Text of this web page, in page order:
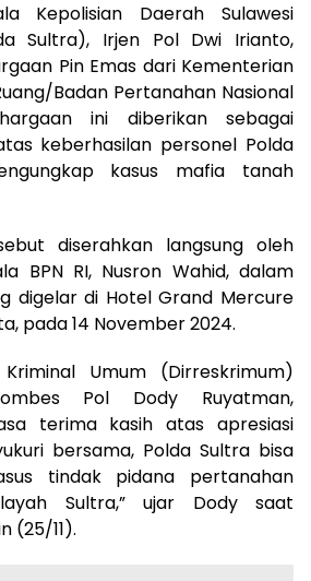
Kepolisian Daerah Sulawesi
Sultra), Irjen Pol Dwi Irianto,
Pin Emas dari Kementerian
Badan Pertanahan Nasional
ini diberikan sebagai
keberhasilan personel Polda
kasus mafia tanah
diserahkan langsung oleh
BPN RI, Nusron Wahid, dalam
digelar di Hotel Grand Mercure
pada 14 November 2024.
Umum (Dirreskrimum)
Pol Dody Ruyatman,
terima kasih atas apresiasi
bersama, Polda Sultra bisa
tindak pidana pertanahan
Sultra,” ujar Dody saat
(25/11).